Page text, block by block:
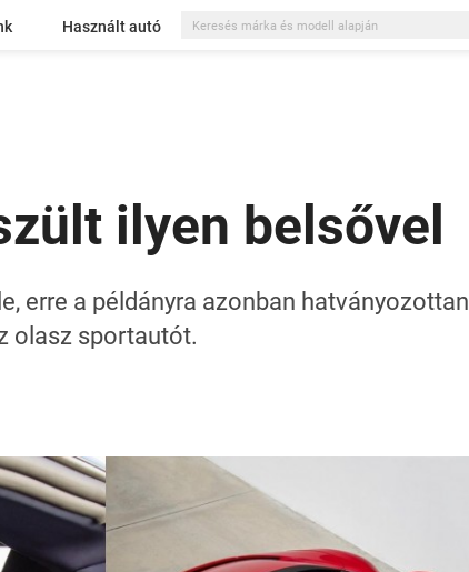
Használt autó
ilyen belsővel
erre a példányra azonban
olasz sportautót.